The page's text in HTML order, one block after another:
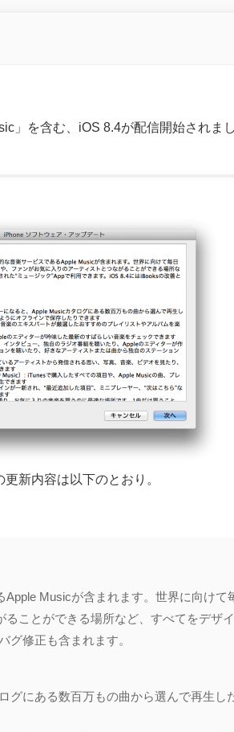
」を含む、iOS 8.4が配信開始されま
更新内容は以下のとおり。
Musicが含まれます。世界に向けて
ことができる場所など、すべてをデザ
グ修正も含まれます。
グにある数百万もの曲から選んで再生し